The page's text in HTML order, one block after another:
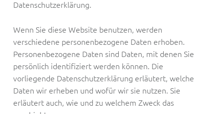
Datenschutzerklärung.
Wenn Sie diese Website benutzen, werden
verschiedene personenbezogene Daten erhoben.
Personenbezogene Daten sind Daten, mit denen Sie
persönlich identifiziert werden können. Die
vorliegende Datenschutzerklärung erläutert, welche
Daten wir erheben und wofür wir sie nutzen. Sie
erläutert auch, wie und zu welchem Zweck das